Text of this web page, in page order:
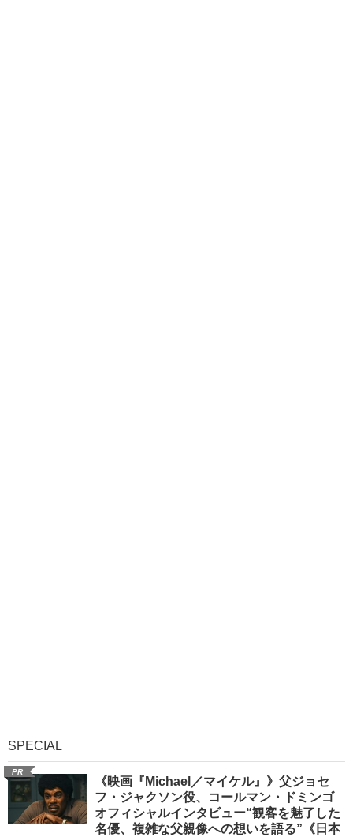
SPECIAL
PR
《映画『Michael／マイケル』》父ジョセ
フ・ジャクソン役、コールマン・ドミンゴ
オフィシャルインタビュー“観客を魅了した
名優、複雑な父親像への想いを語る”《日本